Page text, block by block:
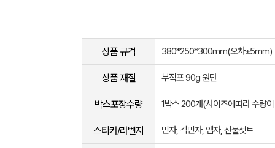
상품 규격 380*250*300mm(오차±5mm)
상품 재질 부직포 90g 원단
박스포장수량 1박스 200개(사이즈에따라 수량
스티커/라벨지 민자, 각민자, 엠자, 선물셋트